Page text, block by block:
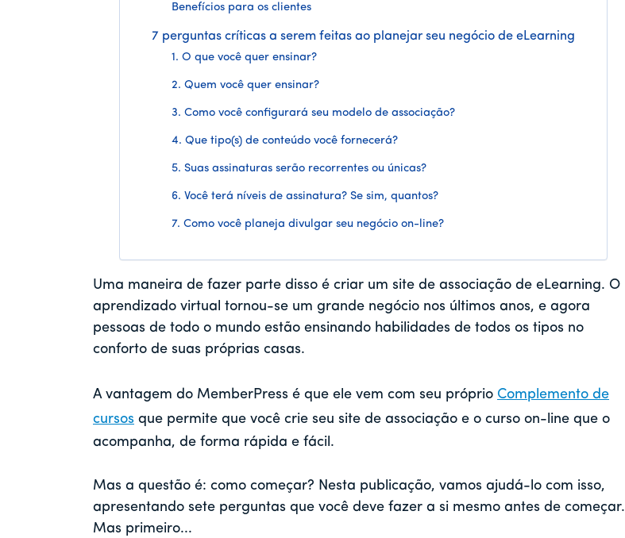
Benefícios para os clientes
7 perguntas críticas a serem feitas ao planejar seu negócio de eLearning
1. O que você quer ensinar?
2. Quem você quer ensinar?
3. Como você configurará seu modelo de associação?
4. Que tipo(s) de conteúdo você fornecerá?
5. Suas assinaturas serão recorrentes ou únicas?
6. Você terá níveis de assinatura? Se sim, quantos?
7. Como você planeja divulgar seu negócio on-line?
Uma maneira de fazer parte disso é criar um site de associação de eLearning. O
aprendizado virtual tornou-se um grande negócio nos últimos anos, e agora
pessoas de todo o mundo estão ensinando habilidades de todos os tipos no
conforto de suas próprias casas.
A vantagem do MemberPress é que ele vem com seu próprio Complemento de
cursos que permite que você crie seu site de associação e o curso on-line que o
acompanha, de forma rápida e fácil.
Mas a questão é: como começar? Nesta publicação, vamos ajudá-lo com isso,
apresentando sete perguntas que você deve fazer a si mesmo antes de começar.
Mas primeiro...